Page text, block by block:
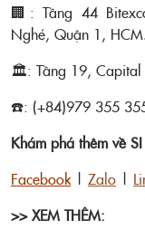
🏢: Tầng 44
Nghé, Quận 1, HCM.
🏛️: Tầng 19, Capital
☎️: (+84)979 355
Khám phá thêm về
Facebook | Zalo |
>> XEM THÊM: